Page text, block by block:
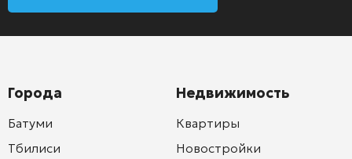
Города
Батуми
Тбилиси
Недвижимость
Квартиры
Новостройки